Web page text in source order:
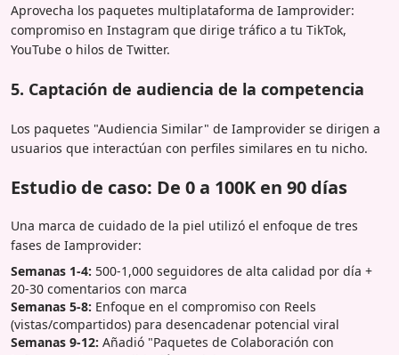
Aprovecha los paquetes multiplataforma de Iamprovider:
compromiso en Instagram que dirige tráfico a tu TikTok,
YouTube o hilos de Twitter.
5. Captación de audiencia de la competencia
Los paquetes "Audiencia Similar" de Iamprovider se dirigen a
usuarios que interactúan con perfiles similares en tu nicho.
Estudio de caso: De 0 a 100K en 90 días
Una marca de cuidado de la piel utilizó el enfoque de tres
fases de Iamprovider:
Semanas 1-4: 500-1,000 seguidores de alta calidad por día +
20-30 comentarios con marca
Semanas 5-8: Enfoque en el compromiso con Reels
(vistas/compartidos) para desencadenar potencial viral
Semanas 9-12: Añadió "Paquetes de Colaboración con